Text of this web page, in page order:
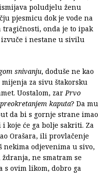
poludjelu ženu
pjesmicu dok je vode na
tragičnosti, onda je to ipak
i nestane u sivilu
snivanju, doduše ne kao
za sivu štakorsku
Uostalom, zarPrvo
preokretanjem kaputa? Da mu
da bi s gornje strane imao
koje će ga bolje sakriti. Za
Orašara, ili provlačenje
nekima odjevenima u sivo,
ne smatram se
s ovim likom, dobro ga